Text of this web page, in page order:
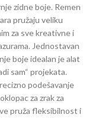
zidne boje. Remen
pružaju veliku
za sve kreativne i
Jednostavan
boje idealan je alat
sam“ projekata.
podešavanje
za zrak za
pruža fleksibilnost i